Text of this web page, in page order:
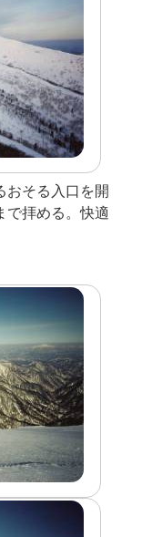
おそる入口を開
で拝める。快適